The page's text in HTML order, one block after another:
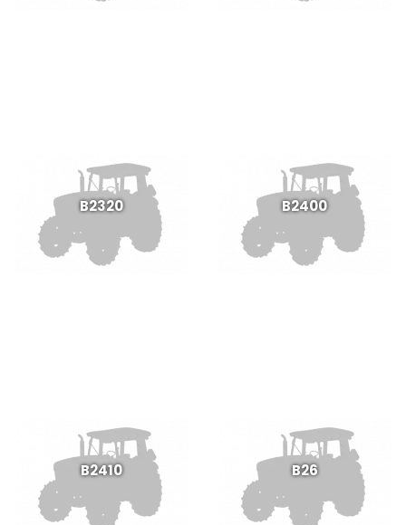
B2320 B2400
B2410 B26